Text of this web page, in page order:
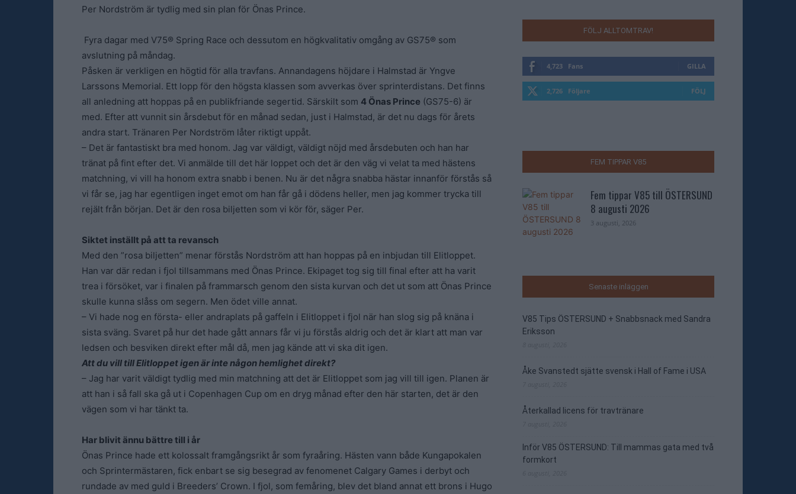
Per Nordström är tydlig med sin plan för Önas Prince.
Fyra dagar med V75® Spring Race och dessutom en högkvalitativ omgång av GS75® som
avslutning på måndag.
Påsken är verkligen en högtid för alla travfans. Annandagens höjdare i Halmstad är Yngve
Larssons Memorial. Ett lopp för den högsta klassen som avverkas över sprinterdistans. Det finns
all anledning att hoppas på en publikfriande segertid. Särskilt som 4 Önas Prince (GS75-6) är
med. Efter att vunnit sin årsdebut för en månad sedan, just i Halmstad, är det nu dags för årets
andra start. Tränaren Per Nordström låter riktigt uppåt.
– Det är fantastiskt bra med honom. Jag var väldigt, väldigt nöjd med årsdebuten och han har
tränat på fint efter det. Vi anmälde till det här loppet och det är den väg vi velat ta med hästens
matchning, vi vill ha honom extra snabb i benen. Nu är det några snabba hästar innanför förstås så
vi får se, jag har egentligen inget emot om han får gå i dödens heller, men jag kommer trycka till
rejält från början. Det är den rosa biljetten som vi kör för, säger Per.
Siktet inställt på att ta revansch
Med den ”rosa biljetten” menar förstås Nordström att han hoppas på en inbjudan till Elitloppet.
Han var där redan i fjol tillsammans med Önas Prince. Ekipaget tog sig till final efter att ha varit
trea i försöket, var i finalen på frammarsch genom den sista kurvan och det ut som att Önas Prince
skulle kunna slåss om segern. Men ödet ville annat.
– Vi hade nog en första- eller andraplats på gaffeln i Elitloppet i fjol när han slog sig på knäna i
sista sväng. Svaret på hur det hade gått annars får vi ju förstås aldrig och det är klart att man var
ledsen och besviken direkt efter mål då, men jag kände att vi ska dit igen.
Att du vill till Elitloppet igen är inte någon hemlighet direkt?
– Jag har varit väldigt tydlig med min matchning att det är Elitloppet som jag vill till igen. Planen är
att han i så fall ska gå ut i Copenhagen Cup om en dryg månad efter den här starten, det är den
vägen som vi har tänkt ta.
Har blivit ännu bättre till i år
Önas Prince hade ett kolossalt framgångsrikt år som fyraåring. Hästen vann både Kungapokalen
och Sprintermästaren, fick enbart se sig besegrad av fenomenet Calgary Games i derbyt och
rundade av med guld i Breeders’ Crown. I fjol, som femåring, blev det bland annat ett brons i Hugo
FÖLJ ALLTOMTRAV!
4,723 Fans GILLA
2,726 Följare FÖLJ
FEM TIPPAR V85
Fem tippar V85 till ÖSTERSUND
8 augusti 2026
3 augusti, 2026
Senaste inläggen
V85 Tips ÖSTERSUND + Snabbsnack med Sandra
Eriksson
Åke Svanstedt sjätte svensk i Hall of Fame i USA
Återkallad licens för travtränare
Inför V85 ÖSTERSUND: Till mammas gata med två
formkort